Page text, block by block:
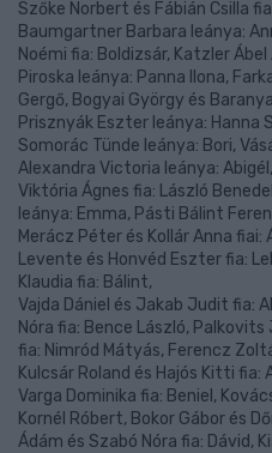
Szőke Norbert és Fábián Csilla
Baumgartner Barbara leánya:
Noémi fia: Boldizsár, Katzler
Piroska leánya: Panna Ilona,
Gergő, Bogyai György és
Prisznyák Eszter leánya: Hanna
Somorác Tünde leánya: Bori,
Alexandra Victoria leánya:
Viktória Ágnes fia: László
leánya: Emma, Pásti Bálint
Merácz Péter és Kollár Anna
Levente és Honvéd Eszter fia:
Klaudia fia: Bálint,
Vajda Dániel és Jakab Judit fia:
Nóra fia: Bence László,
fia: Nimród Mátyás, Ferencz
Kulcsár Roland és Hajós Kitti fia:
Varga Dominika fia: Beniel,
Kornél Róbert, Bokor Gábor és
Ádám és Szabó Nóra fia: Dávid,